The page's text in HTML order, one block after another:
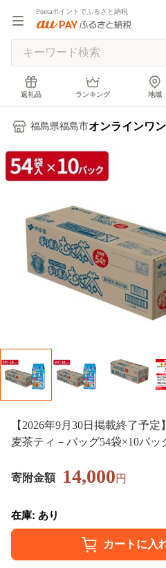
Pontaポイントでふるさと納税
返礼品 ランキング 地域
福島県福島市オンラインワ
【2026年9月30日掲載終了予
麦茶ティ－バッグ54袋×10パッ
寄附金額 14,000円
在庫: あり